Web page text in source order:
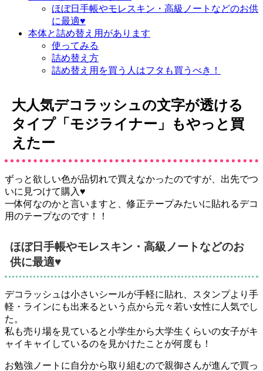
ほぼ日手帳やモレスキン・高級ノートなどのお供
に最適♥
本体と詰め替え用があります
使ってみる
詰め替え方
詰め替え用を買う人はフタも買うべき！
大人気デコラッシュの文字が透ける
タイプ「モジライナー」もやっと買
えたー
ずっと欲しい色が品切れで買えなかったのですが、出先でつ
いに見つけて購入♥
一体何なのかと言いますと、修正テープみたいに貼れるデコ
用のテープなのです！！
ほぼ日手帳やモレスキン・高級ノートなどのお
供に最適♥
デコラッシュは小さいシールが手軽に貼れ、
スタンプより手
軽・ラインにも出来る という点から元々若い女性に人気でし
た。
私も売り場を見ていると小学生から大学生くらいの女子がキ
ャイキャイしているのを見かけたことが何度も！
お勉強ノートに自分から取り組むので親御さんが進んで買っ